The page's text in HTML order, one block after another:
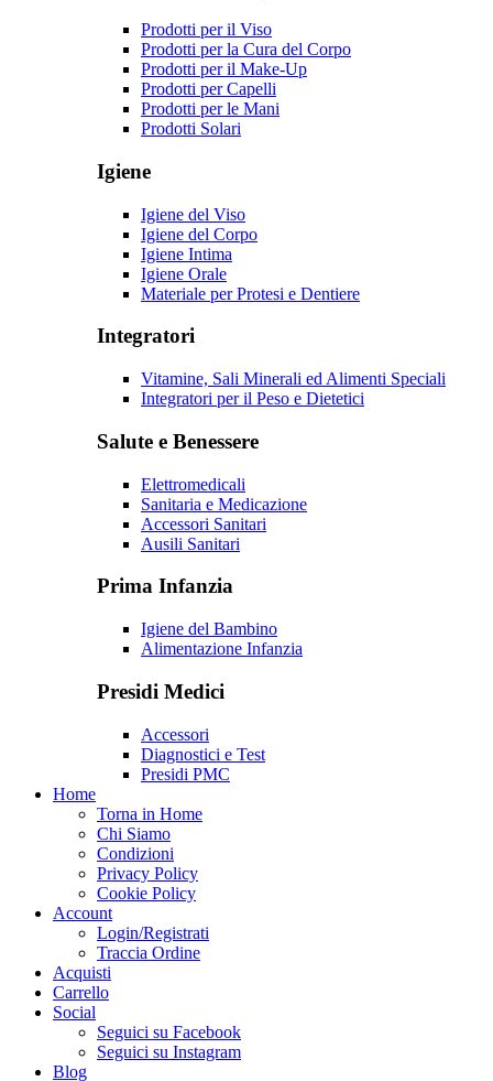
Prodotti per il Viso
Prodotti per la Cura del Corpo
Prodotti per il Make-Up
Prodotti per Capelli
Prodotti per le Mani
Prodotti Solari
Igiene
Igiene del Viso
Igiene del Corpo
Igiene Intima
Igiene Orale
Materiale per Protesi e Dentiere
Integratori
Vitamine, Sali Minerali ed Alimenti Speciali
Integratori per il Peso e Dietetici
Salute e Benessere
Elettromedicali
Sanitaria e Medicazione
Accessori Sanitari
Ausili Sanitari
Prima Infanzia
Igiene del Bambino
Alimentazione Infanzia
Presidi Medici
Accessori
Diagnostici e Test
Presidi PMC
Home
Torna in Home
Chi Siamo
Condizioni
Privacy Policy
Cookie Policy
Account
Login/Registrati
Traccia Ordine
Acquisti
Carrello
Social
Seguici su Facebook
Seguici su Instagram
Blog